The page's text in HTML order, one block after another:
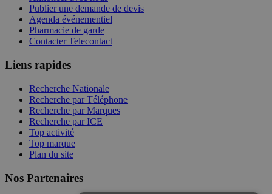
Publier une demande de devis
Agenda événementiel
Pharmacie de garde
Contacter Telecontact
Liens rapides
Recherche Nationale
Recherche par Téléphone
Recherche par Marques
Recherche par ICE
Top activité
Top marque
Plan du site
Nos Partenaires